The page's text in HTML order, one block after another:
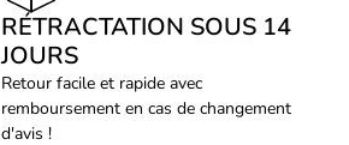
RÉTRACTATION SOUS 14
JOURS
Retour facile et rapide avec
remboursement en cas de changement
d'avis !